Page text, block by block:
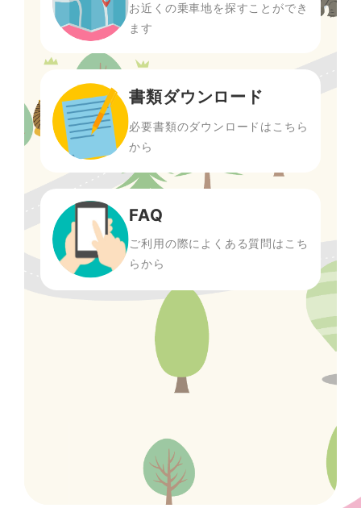
お近くの乗車地を探すことができ
ます
書類ダウンロード
必要書類のダウンロードはこちら
から
FAQ
ご利用の際によくある質問はこち
らから